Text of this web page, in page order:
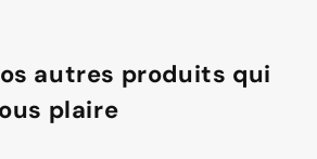
autres produits qui
plaire